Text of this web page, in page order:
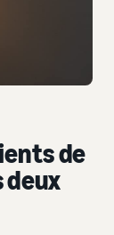
de